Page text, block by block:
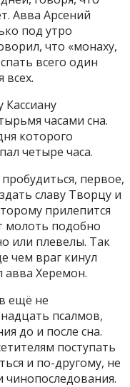
Авва Арсений
под утро
что «монаху,
всего один
всех.
часами сна.
которого
четыре часа.
первое,
славу Творцу и
прилепится
молоть подобно
или плевелы. Так
чем враг кинул
авва Херемон.
ещё не
псалмов,
до и после сна.
поступать
и по-другому, не
чинопоследования.